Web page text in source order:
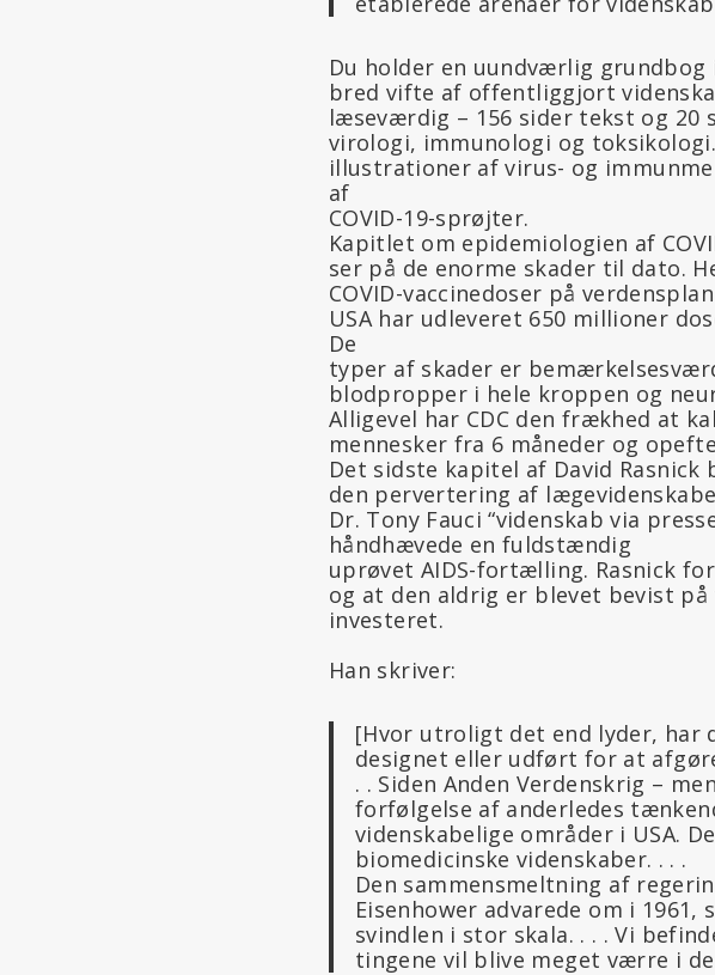
Du holder en uundværlig
bred vifte af offentliggjort
læseværdig – 156 sider tekst og
virologi, immunologi og
illustrationer af virus- og
af
COVID-19-sprøjter.
Kapitlet om epidemiologien af
ser på de enorme skader til dato.
COVID-vaccinedoser på
USA har udleveret 650 millioner
De
typer af skader er
blodpropper i hele kroppen og
Alligevel har CDC den frækhed at
mennesker fra 6 måneder og
Det sidste kapitel af David Rasnick
den pervertering af
Dr. Tony Fauci “videnskab via
håndhævede en fuldstændig
uprøvet AIDS-fortælling. Rasnick
og at den aldrig er blevet bevist
investeret.
Han skriver:
[Hvor utroligt det end lyder, har
designet eller udført for at
. . Siden Anden Verdenskrig –
forfølgelse af anderledes
videnskabelige områder i USA.
biomedicinske videnskaber. . . .
Den sammensmeltning af
Eisenhower advarede om i 1961,
svindlen i stor skala. . . . Vi
tingene vil blive meget værre i